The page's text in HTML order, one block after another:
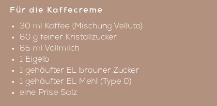
Für die Kaffecreme
30 ml Kaffee (Mischung Velluto)
60 g feiner Kristallzucker
65 ml Vollmilch
1 Eigelb
1 gehäufter EL brauner Zucker
1 gehäufter EL Mehl (Type 0)
eine Prise Salz